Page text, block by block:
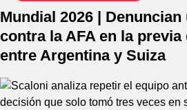
Mundial 2026 |
contra la AFA en la previa
entre Argentina y Suiza